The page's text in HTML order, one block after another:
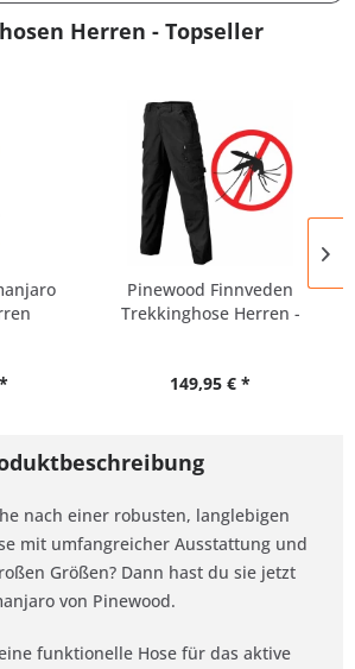
Herren - Topseller
Pinewood Finnveden
Trekkinghose Herren -
149,95 € *
nach einer robusten, langlebigen
mit umfangreicher Ausstattung und
Größen? Dann hast du sie jetzt
von Pinewood.
funktionelle Hose für das aktive